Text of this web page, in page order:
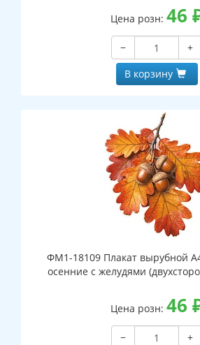
Цена розн: 46
−
+
В корзину
ФМ1-18109 Плакат вырубной
осенние с желудями
Цена розн: 46
−
+